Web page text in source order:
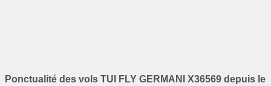
Ponctualité des vols TUI FLY GERMANI X36569 depuis le